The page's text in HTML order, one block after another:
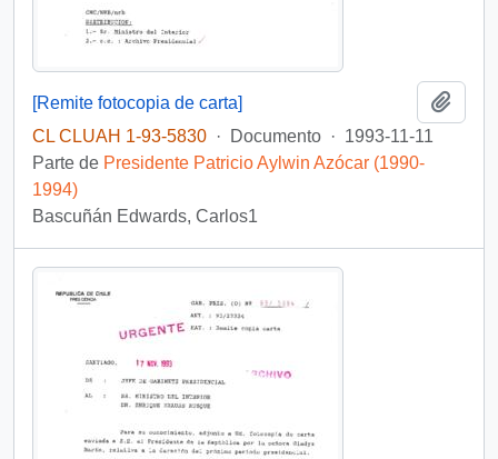
[Remite fotocopia de carta]
CL CLUAH 1-93-5830 · Documento · 1993-11-11
Parte de Presidente Patricio Aylwin Azócar (1990-
1994)
Bascuñán Edwards, Carlos1